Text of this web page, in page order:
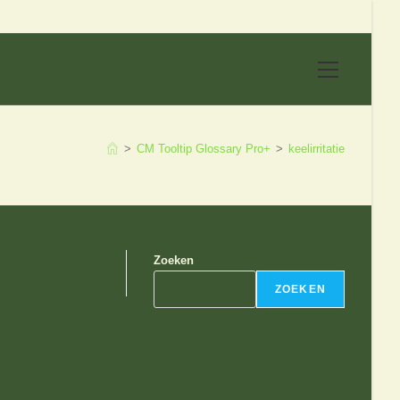
> CM Tooltip Glossary Pro+ > keelirritatie
Zoeken
ZOEKEN